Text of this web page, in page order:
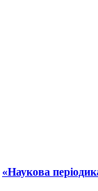
«Наукова